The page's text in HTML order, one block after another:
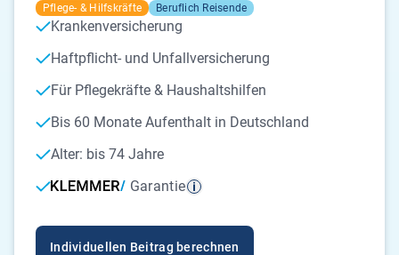
Pflege- & Hilfskräfte Beruflich Reisende
Krankenversicherung
Haftpflicht- und Unfallversicherung
Für Pflegekräfte & Haushaltshilfen
Bis 60 Monate Aufenthalt in Deutschland
Alter: bis 74 Jahre
Garantie
Individuellen Beitrag berechnen